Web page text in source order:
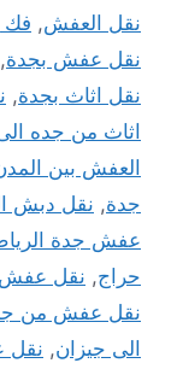
نقل العفش, فك
نقل عفش بجدة,
نقل اثاث بجدة,
اثاث من جده
العفش بين
جدة, نقل دبش
عفش جدة
حراج, نقل
نقل عفش من
الى جيزان, نقل